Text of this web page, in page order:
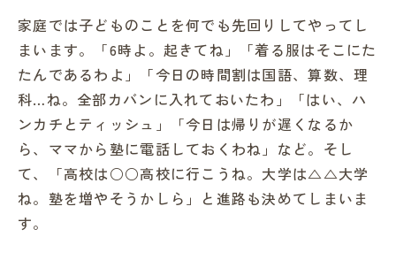
家庭では子どものことを何でも先回りしてやってし
まいます。「6時よ。起きてね」「着る服はそこにた
たんであるわよ」「今日の時間割は国語、算数、理
科…ね。全部カバンに入れておいたわ」「はい、ハ
ンカチとティッシュ」「今日は帰りが遅くなるか
ら、ママから塾に電話しておくわね」など。そし
て、「高校は○○高校に行こうね。大学は△△大学
ね。塾を増やそうかしら」と進路も決めてしまいま
す。